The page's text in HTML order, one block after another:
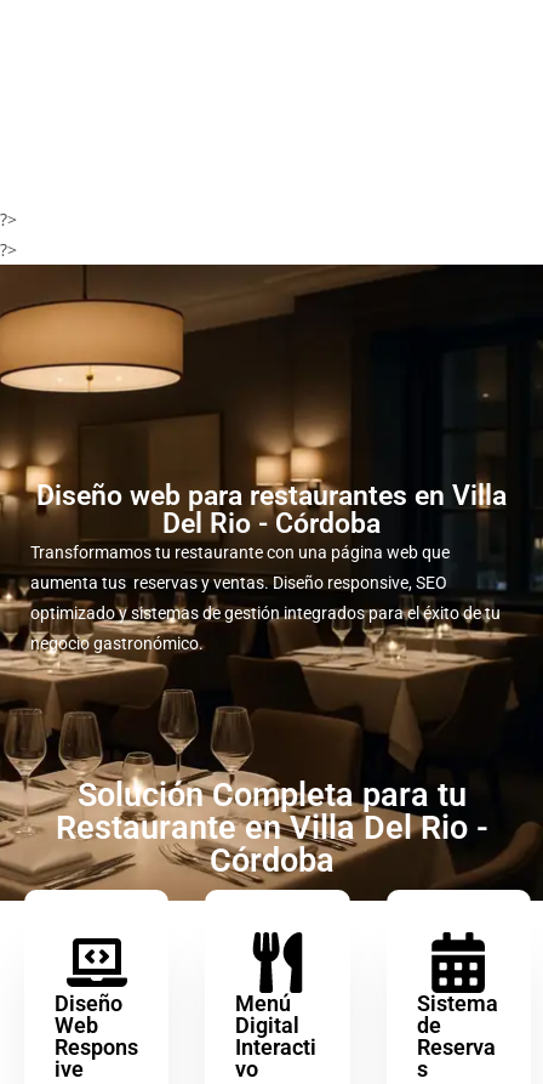
?>
?>
Diseño web para restaurantes en Villa
Del Rio - Córdoba
Transformamos tu restaurante con una página web que
aumenta tus reservas y ventas. Diseño responsive, SEO
optimizado y sistemas de gestión integrados para el éxito de tu
negocio gastronómico.
Solución Completa para tu
Restaurante en Villa Del Rio -
Córdoba
Diseño
Web
Respons
ive
Menú
Digital
Interacti
vo
Sistema
de
Reserva
s